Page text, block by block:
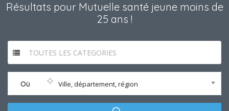
Résultats pour Mutuelle santé jeune moins de
25 ans !
TOUTES LES CATEGORIES
Où Ville, département, région